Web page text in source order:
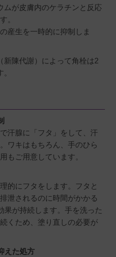
も使用してみたとこ
なくなったので（主
た）オリジナルタイプ
れて喜んでいます！！
していきたいと思いま
ますが 私的には夏場に
います。また迅速で丁
!
ムが皮膚内のケラチンと反応
。
産生を一時的に抑制しま
新陳代謝）によって角栓は2
汗腺に「フタ」をして、汗
ワキはもちろん、手のひら
もご用意しています。
的にフタをします。フタと
泄されるのに時間がかかる
果が持続します。手を洗った
くため、塗り直しの必要が
えた処方